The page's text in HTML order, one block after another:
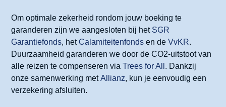
Om optimale zekerheid rondom jouw boeking te
garanderen zijn we aangesloten bij het SGR
Garantiefonds, hetCalamiteitenfondsen de VvKR.
Duurzaamheid garanderen we door de CO2-uitstoot van
alle reizen te compenseren via Trees for All . Dankzij
onze samenwerking metAllianz, kun je eenvoudig een
verzekering afsluiten.